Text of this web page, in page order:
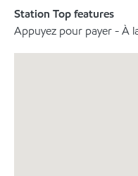
Station Top features
Appuyez pour payer - À